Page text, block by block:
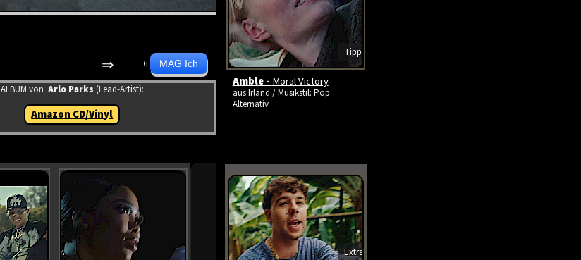
⇒ 6
ALBUM von Arlo Parks (Lead-Artist):
Amazon CD/Vinyl
➔
Tipp
Amble - Moral Victory
aus Irland / Musikstil: Pop
Alternativ
Extra